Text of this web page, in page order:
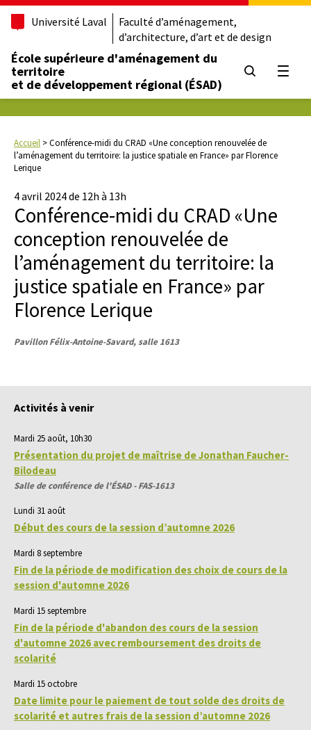
Université Laval
Faculté d’aménagement,
d’architecture, d’art et de design
École supérieure d'aménagement du
territoire
et de développement régional (ÉSAD)
Accueil >Conférence-midi du CRAD «Une conception renouvelée de
l’aménagement du territoire: la justice spatiale en France» par Florence
Lerique
4 avril 2024 de 12h à 13h
Conférence-midi du CRAD «Une
conception renouvelée de
l’aménagement du territoire: la
justice spatiale en France» par
Florence Lerique
Pavillon Félix-Antoine-Savard, salle 1613
Activités à venir
Mardi 25 août, 10h30
Présentation du projet de maîtrise de Jonathan Faucher-
Bilodeau
Salle de conférence de l'ÉSAD - FAS-1613
Lundi 31 août
Début des cours de la session d’automne 2026
Mardi 8 septembre
Fin de la période de modification des choix de cours de la
session d'automne 2026
Mardi 15 septembre
Fin de la période d'abandon des cours de la session
d'automne 2026 avec remboursement des droits de
scolarité
Mardi 15 octobre
Date limite pour le paiement de tout solde des droits de
scolarité et autres frais de la session d’automne 2026